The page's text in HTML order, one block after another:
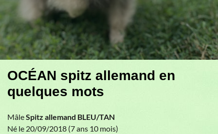
OCÉAN spitz allemand en
quelques mots
MâleSpitz allemand BLEU/TAN
Né le 20/09/2018 (7 ans 10 mois)